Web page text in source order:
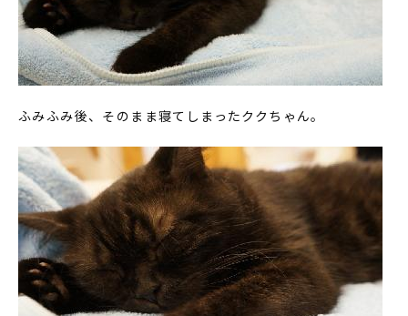
ふみふみ後、そのまま寝てしまったククちゃん。